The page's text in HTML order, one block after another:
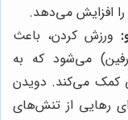
افزایش می‌دهد.
ورزش کردن، باعث
می‌شود که به
کمک می‌کند. دویدن
رهایی از تنش‌های